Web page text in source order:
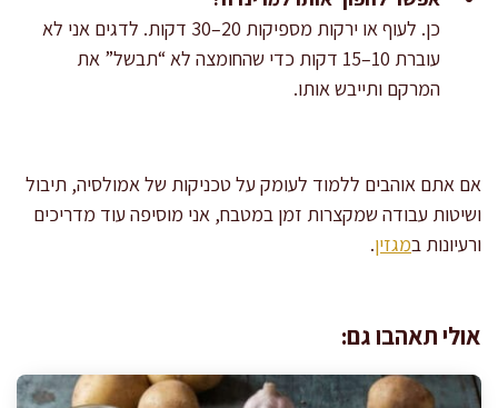
כן. לעוף או ירקות מספיקות 20–30 דקות. לדגים אני לא
עוברת 10–15 דקות כדי שהחומצה לא “תבשל” את
המרקם ותייבש אותו.
אם אתם אוהבים ללמוד לעומק על טכניקות של אמולסיה, תיבול
ושיטות עבודה שמקצרות זמן במטבח, אני מוסיפה עוד מדריכים
ורעיונות במגזין.
אולי תאהבו גם: